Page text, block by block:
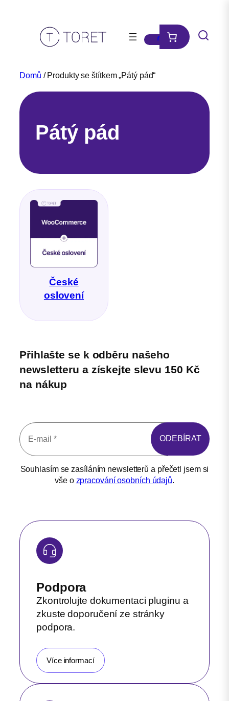
Domů / Produkty se štítkem „Pátý pád“
Pátý pád
České
oslovení
Přihlašte se k odběru našeho
newsletteru a získejte slevu 150 Kč
na nákup
Souhlasím se zasíláním newsletterů a přečetl jsem si
vše o zpracování osobních údajů.
Podpora
Zkontrolujte dokumentaci pluginu a
zkuste doporučení ze stránky
podpora.
Více informací